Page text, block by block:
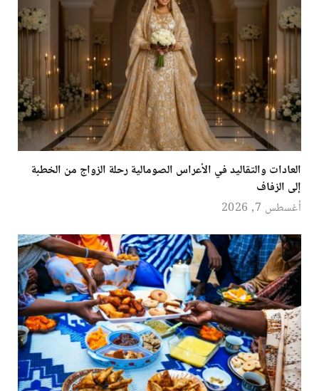
العادات والتقاليد في الأعراس الصومالية رحلة الزواج من الخطبة
إلى الزفاف
أغسطس 7, 2026